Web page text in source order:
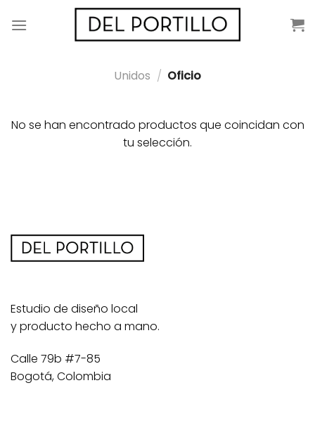
Unidos / Oficio
No se han encontrado productos que coincidan con
tu selección.
Estudio de diseño local
y producto hecho a mano.
Calle 79b #7-85
Bogotá, Colombia